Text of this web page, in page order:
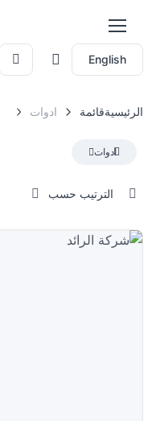
English
الرئيسيةقائمة ادوات
ادوات
الترتيب حسب